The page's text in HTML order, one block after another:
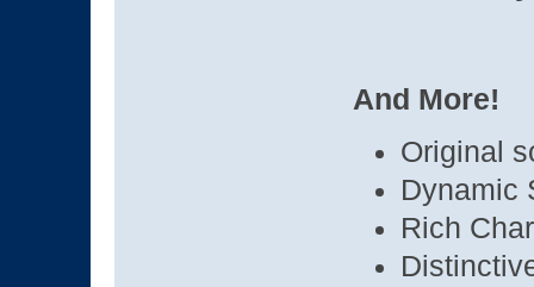
And More!
Original
Dynamic
Rich